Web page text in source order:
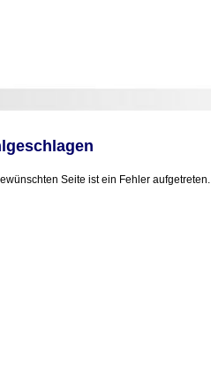
Seite ist ein Fehler aufgetreten.